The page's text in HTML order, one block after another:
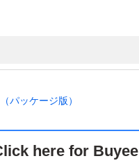
パッケージ版）
here for Buyee